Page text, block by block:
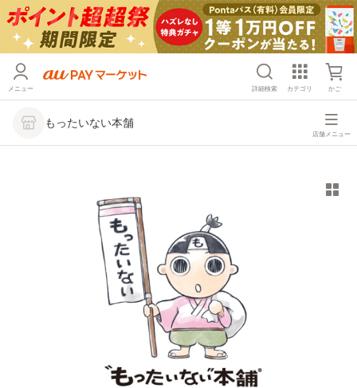
メニュー 詳細検索 カテゴリ かご
もったいない本舗
店舗メニュー